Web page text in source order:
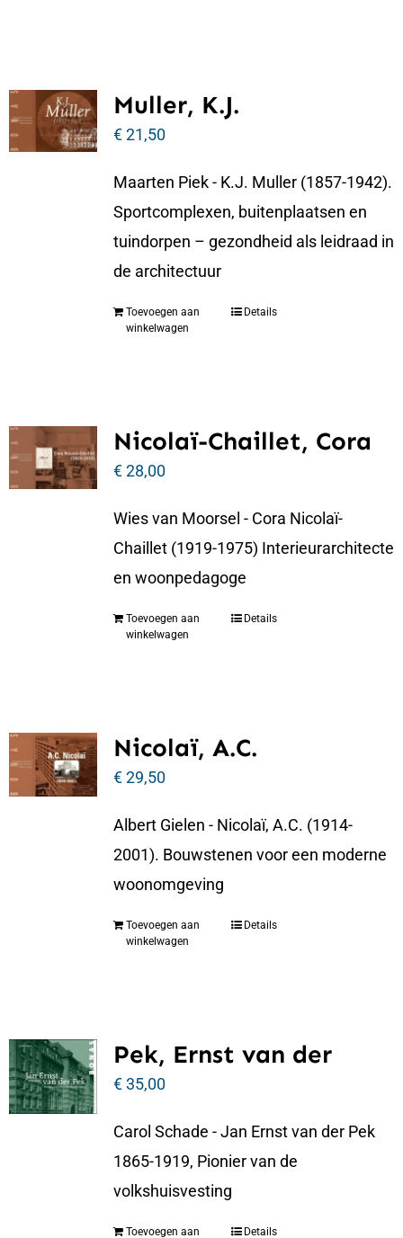
Muller, K.J.
€21,50
Maarten Piek - K.J. Muller (1857-1942).
Sportcomplexen, buitenplaatsen en
tuindorpen – gezondheid als leidraad in
de architectuur
Toevoegen aan
winkelwagen
Details
Nicolaï-Chaillet, Cora
€28,00
Wies van Moorsel - Cora Nicolaï-
Chaillet (1919-1975) Interieurarchitecte
en woonpedagoge
Toevoegen aan
winkelwagen
Details
Nicolaï, A.C.
€29,50
Albert Gielen - Nicolaï, A.C. (1914-
2001). Bouwstenen voor een moderne
woonomgeving
Toevoegen aan
winkelwagen
Details
Pek, Ernst van der
€35,00
Carol Schade - Jan Ernst van der Pek
1865-1919, Pionier van de
volkshuisvesting
Toevoegen aan
Details